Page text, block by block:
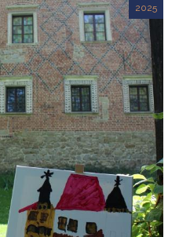
2025